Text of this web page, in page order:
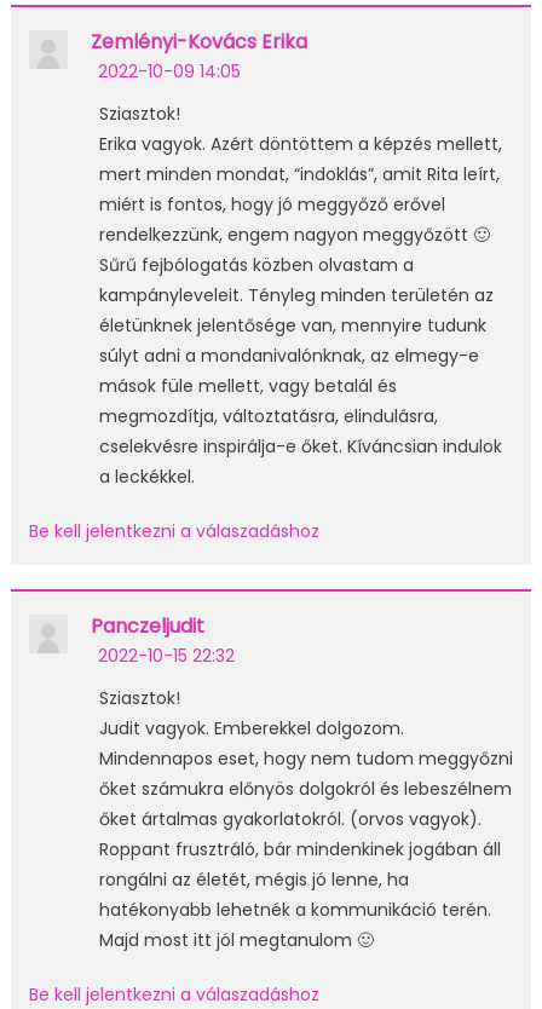
Zemlényi-Kovács Erika
2022-10-09 14:05
Sziasztok!
Erika vagyok. Azért döntöttem a képzés mellett,
mert minden mondat, “indoklás”, amit Rita leírt,
miért is fontos, hogy jó meggyőző erővel
rendelkezzünk, engem nagyon meggyőzött 🙂
Sűrű fejbólogatás közben olvastam a
kampányleveleit. Tényleg minden területén az
életünknek jelentősége van, mennyire tudunk
súlyt adni a mondanivalónknak, az elmegy-e
mások füle mellett, vagy betalál és
megmozdítja, változtatásra, elindulásra,
cselekvésre inspirálja-e őket. Kíváncsian indulok
a leckékkel.
Be kell jelentkezni a válaszadáshoz
Panczeljudit
2022-10-15 22:32
Sziasztok!
Judit vagyok. Emberekkel dolgozom.
Mindennapos eset, hogy nem tudom meggyőzni
őket számukra előnyös dolgokról és lebeszélnem
őket ártalmas gyakorlatokról. (orvos vagyok).
Roppant frusztráló, bár mindenkinek jogában áll
rongálni az életét, mégis jó lenne, ha
hatékonyabb lehetnék a kommunikáció terén.
Majd most itt jól megtanulom 🙂
Be kell jelentkezni a válaszadáshoz